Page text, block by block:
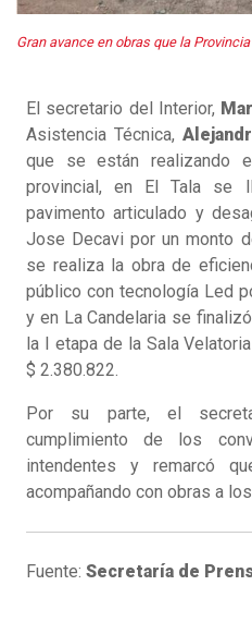
Gran avance en obras que la
El secretario del Interior,
Asistencia Técnica,
que se están realizando
provincial, en El Tala se
pavimento articulado y
Jose Decavi por un monto
se realiza la obra de
público con tecnología Led
y en La Candelaria se
la I etapa de la Sala
$ 2.380.822.
Por su parte, el
cumplimiento de los
intendentes y remarcó
acompañando con obras a
Fuente: Secretaría de